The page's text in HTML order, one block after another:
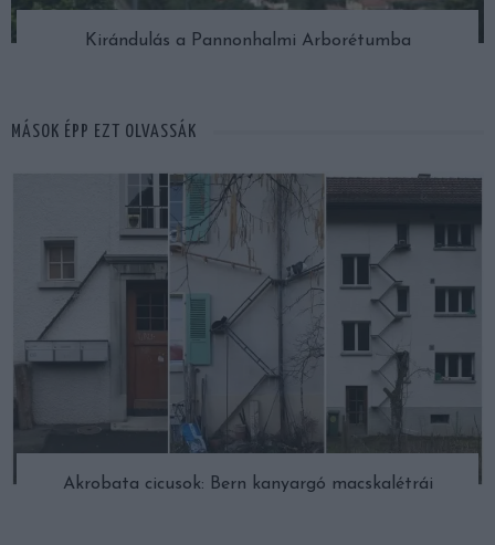
Kirándulás a Pannonhalmi Arborétumba
MÁSOK ÉPP EZT OLVASSÁK
Akrobata cicusok: Bern kanyargó macskalétrái